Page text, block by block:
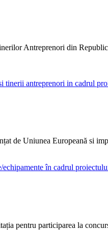
Antreprenori din
de Uniunea Europeană si
pentru participarea la